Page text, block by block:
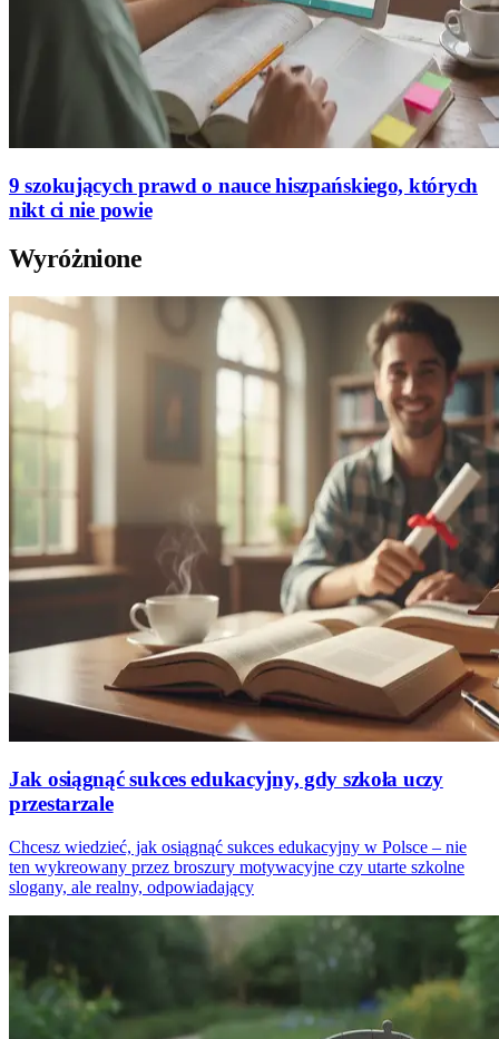
9 szokujących prawd o nauce hiszpańskiego, których
nikt ci nie powie
Wyróżnione
Jak osiągnąć sukces edukacyjny, gdy szkoła uczy
przestarzale
Chcesz wiedzieć, jak osiągnąć sukces edukacyjny w Polsce – nie
ten wykreowany przez broszury motywacyjne czy utarte szkolne
slogany, ale realny, odpowiadający